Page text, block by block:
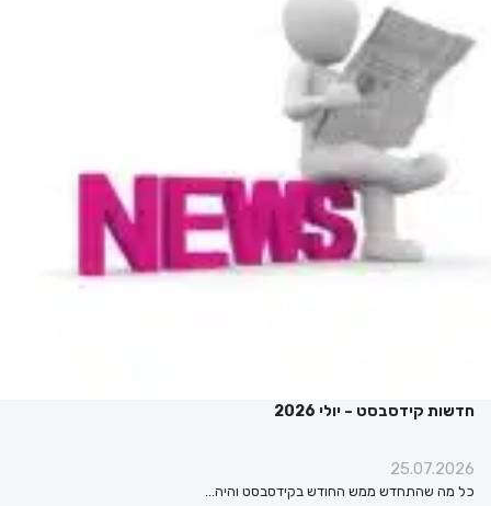
חדשות קידסבסט – יולי 2026
25.07.2026
כל מה שהתחדש ממש החודש בקידסבסט והיה…